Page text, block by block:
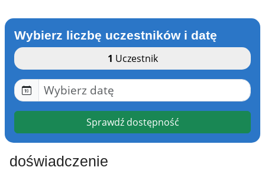
Wybierz liczbę uczestników i datę
1 Uczestnik
Sprawdź dostępność
doświadczenie